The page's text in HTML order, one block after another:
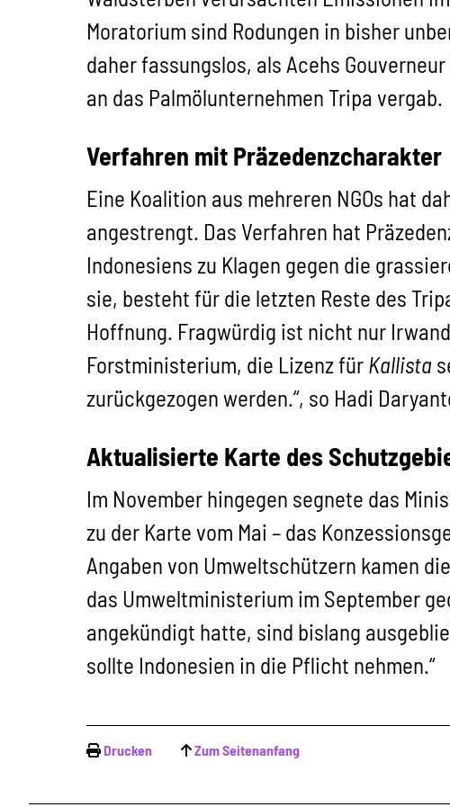
Moratorium sind Rodungen in bisher
daher fassungslos, als Acehs
an das Palmölunternehmen Tripa vergab.
Verfahren mit Präzedenzcharakter
Eine Koalition aus mehreren NGOs hat
angestrengt. Das Verfahren hat
Indonesiens zu Klagen gegen die
sie, besteht für die letzten Reste des
Hoffnung. Fragwürdig ist nicht nur
Forstministerium, die Lizenz für Kallista
zurückgezogen werden.“, so Hadi
Aktualisierte Karte des
Im November hingegen segnete das
zu der Karte vom Mai – das
Angaben von Umweltschützern kamen
das Umweltministerium im September
angekündigt hatte, sind bislang
sollte Indonesien in die Pflicht nehmen.“
Drucken Zum Seitenanfang